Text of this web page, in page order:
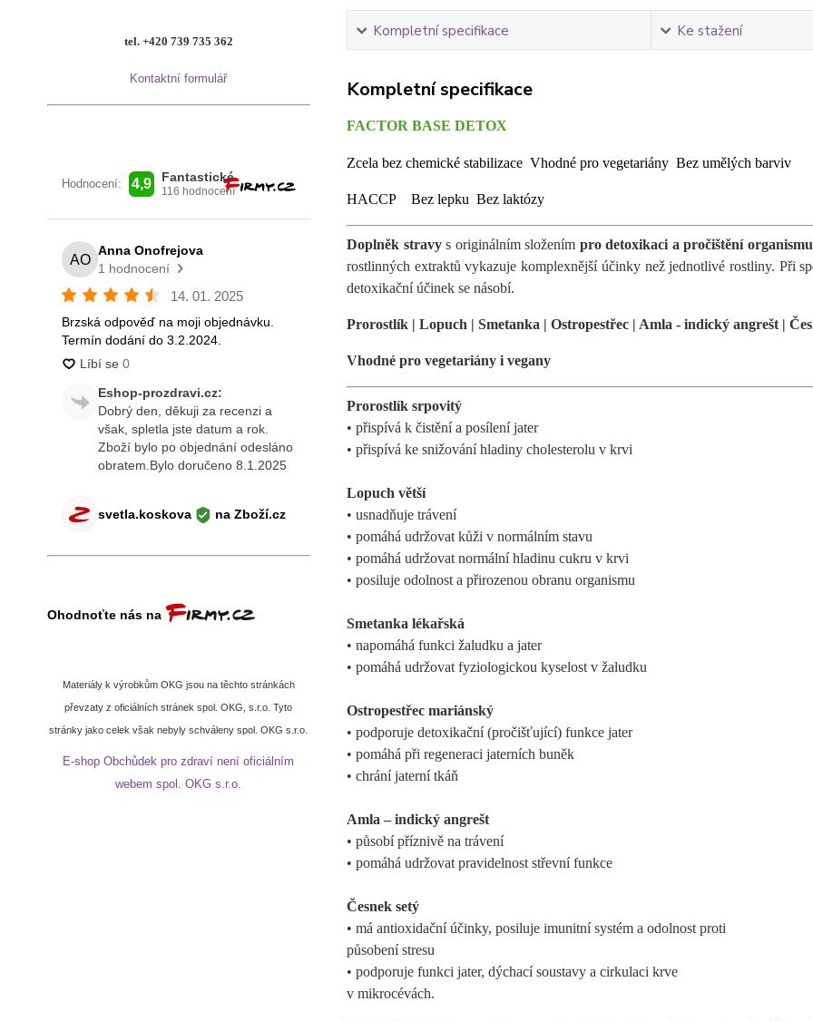
tel. +420 739 735 362
Kontaktní formulář
Materiály k výrobkům OKG jsou na těchto stránkách
převzaty z oficiálních stránek spol. OKG, s.r.o. Tyto
stránky jako celek však nebyly schváleny spol. OKG s.r.o.
E-shop Obchůdek pro zdraví není oficiálním
webem spol. OKG s.r.o.
Kompletní specifikace Ke stažení
Kompletní specifikace
FACTOR BASE DETOX
Zcela bez chemické stabilizace Vhodné pro vegetariány Bez umělých barviv
HACCP Bez lepku Bez laktózy
Doplněk stravys originálním složením pro detoxikaci a pročištění organismu
rostlinných extraktů vykazuje komplexnější účinky než jednotlivé rostliny. Při
detoxikační účinek se násobí.
Prorostlík | Lopuch | Smetanka | Ostropestřec | Amla - indický angrešt |
Vhodné pro vegetariány i vegany
Prorostlík srpovitý
• přispívá k čistění a posílení jater
• přispívá ke snižování hladiny cholesterolu v krvi
Lopuch větší
• usnadňuje trávení
• pomáhá udržovat kůži v normálním stavu
• pomáhá udržovat normální hladinu cukru v krvi
• posiluje odolnost a přirozenou obranu organismu
Smetanka lékařská
• napomáhá funkci žaludku a jater
• pomáhá udržovat fyziologickou kyselost v žaludku
Ostropestřec mariánský
• podporuje detoxikační (pročišťující) funkce jater
• pomáhá při regeneraci jaterních buněk
• chrání jaterní tkáň
Amla – indický angrešt
• působí příznivě na trávení
• pomáhá udržovat pravidelnost střevní funkce
Česnek setý
• má antioxidační účinky, posiluje imunitní systém a odolnost proti
působení stresu
• podporuje funkci jater, dýchací soustavy a cirkulaci krve
v mikrocévách.